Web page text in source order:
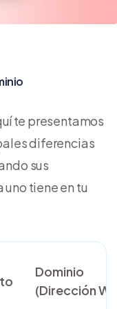
te presentamos
diferencias
sus
tiene en tu
Dominio
(Dirección